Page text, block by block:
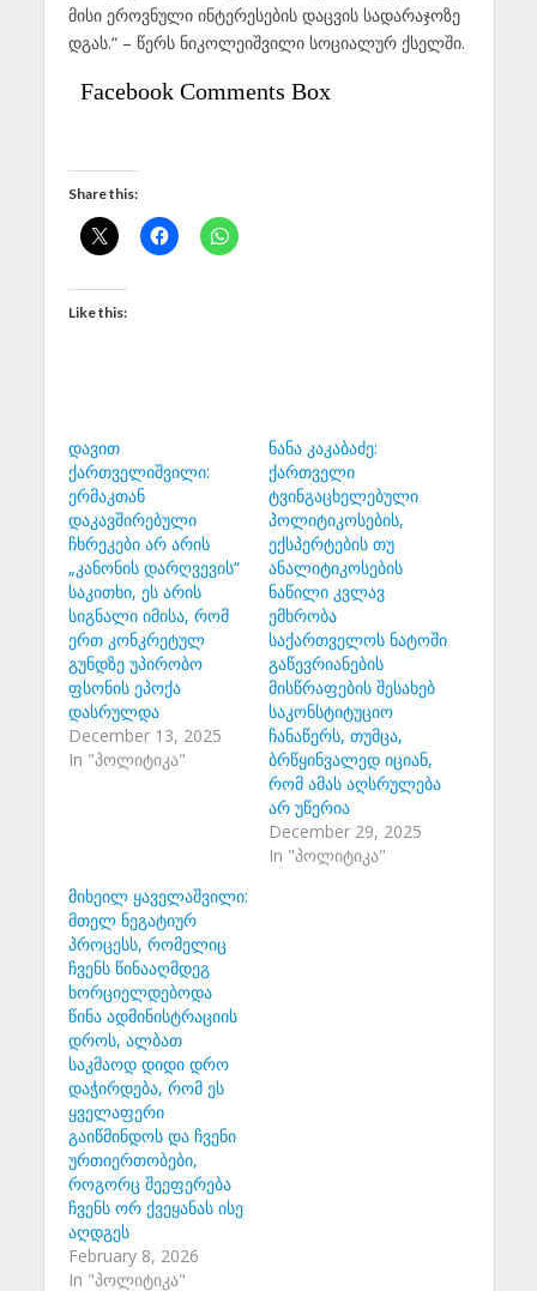
მისი ეროვნული ინტერესების დაცვის სადარაჯოზე
დგას.“ – წერს ნიკოლეიშვილი სოციალურ ქსელში.
Facebook Comments Box
Share this:
Like this:
დავით
ქართველიშვილი:
ერმაკთან
დაკავშირებული
ჩხრეკები არ არის
„კანონის დარღვევის“
საკითხი, ეს არის
სიგნალი იმისა, რომ
ერთ კონკრეტულ
გუნდზე უპირობო
ფსონის ეპოქა
დასრულდა
December 13, 2025
In "პოლიტიკა"
ნანა კაკაბაძე:
ქართველი
ტვინგაცხელებული
პოლიტიკოსების,
ექსპერტების თუ
ანალიტიკოსების
ნაწილი კვლავ
ემხრობა
საქართველოს ნატოში
გაწევრიანების
მისწრაფების შესახებ
საკონსტიტუციო
ჩანაწერს, თუმცა,
ბრწყინვალედ იციან,
რომ ამას აღსრულება
არ უწერია
December 29, 2025
In "პოლიტიკა"
მიხეილ ყაველაშვილი:
მთელ ნეგატიურ
პროცესს, რომელიც
ჩვენს წინააღმდეგ
ხორციელდებოდა
წინა ადმინისტრაციის
დროს, ალბათ
საკმაოდ დიდი დრო
დაჭირდება, რომ ეს
ყველაფერი
გაიწმინდოს და ჩვენი
ურთიერთობები,
როგორც შეეფერება
ჩვენს ორ ქვეყანას ისე
აღდგეს
February 8, 2026
In "პოლიტიკა"